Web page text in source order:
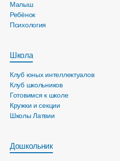
Малыш
Ребёнок
Психология
Школа
Клуб юных интеллектуалов
Клуб школьников
Готовимся к школе
Кружки и секции
Школы Латвии
Дошкольник